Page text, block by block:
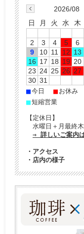
2026/08
日
月 火 水 木
2
3 4 5 6
9
10 11 12 13
16 17 18 19 20
23 24 25 26 27
30 31
■今日 ■ お休み
■短縮営業
【定休日】
水曜日＋月最終木
⇒ 詳しいご案内
・ アクセス
・ 店内の様子